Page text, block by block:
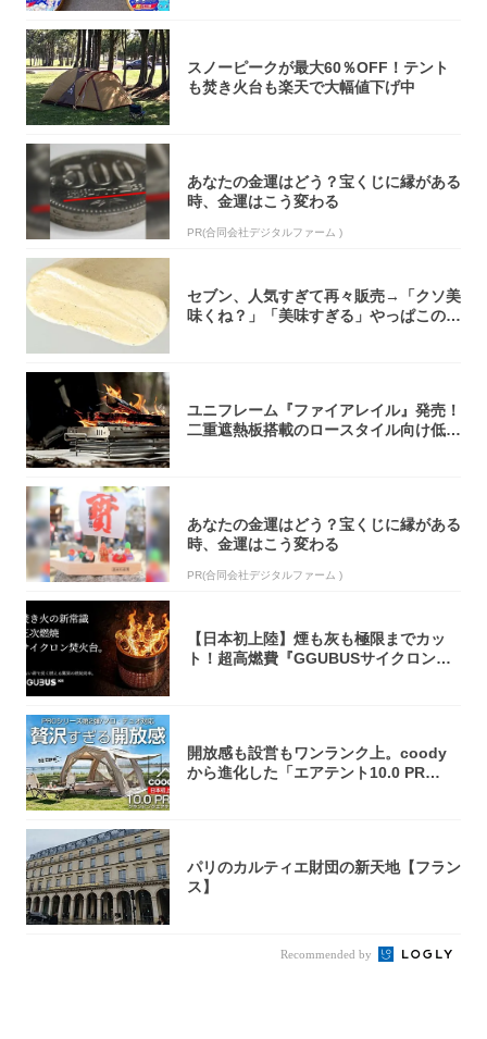
スノーピークが最大60％OFF！テント
も焚き火台も楽天で大幅値下げ中
あなたの金運はどう？宝くじに縁がある
時、金運はこう変わる
PR(合同会社デジタルファーム )
セブン、人気すぎて再々販売→「クソ美
味くね？」「美味すぎる」やっぱこのク
ユニフレーム『ファイアレイル』発売！
二重遮熱板搭載のロースタイル向け低型
あなたの金運はどう？宝くじに縁がある
時、金運はこう変わる
PR(合同会社デジタルファーム )
【日本初上陸】煙も灰も極限までカッ
ト！超高燃費『GGUBUSサイクロン焚
開放感も設営もワンランク上。coody
から進化した「エアテント10.0 PR
パリのカルティエ財団の新天地【フラン
ス】
Recommended by